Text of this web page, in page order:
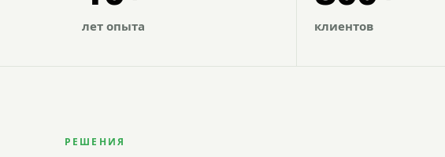
лет опыта клиентов
РЕШЕНИЯ